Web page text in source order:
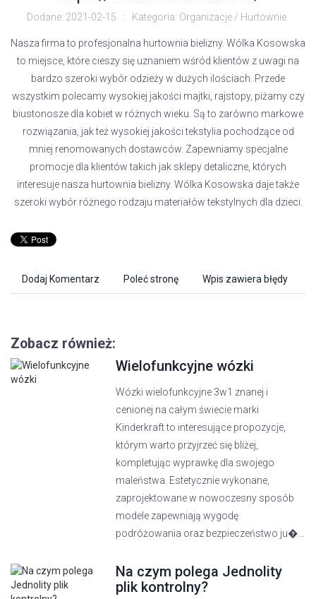
Dodane: 2021-02-15 :: Kategoria: Organizacje / Hurtownie
Nasza firma to profesjonalna hurtownia bielizny. Wólka Kosowska
to miejsce, które cieszy się uznaniem wśród klientów z uwagi na
bardzo szeroki wybór odzieży w dużych ilościach. Przede
wszystkim polecamy wysokiej jakości majtki, rajstopy, piżamy czy
biustonosze dla kobiet w różnych wieku. Są to zarówno markowe
rozwiązania, jak też wysokiej jakości tekstylia pochodzące od
mniej renomowanych dostawców. Zapewniamy specjalne
promocje dla klientów takich jak sklepy detaliczne, których
interesuje nasza hurtownia bielizny. Wólka Kosowska daje także
szeroki wybór różnego rodzaju materiałów tekstylnych dla dzieci.
Dodaj Komentarz Poleć stronę Wpis zawiera błędy
Zobacz również:
Wielofunkcyjne wózki
Wózki wielofunkcyjne 3w1 znanej i
cenionej na całym świecie marki
Kinderkraft to interesujące propozycje,
którym warto przyjrzeć się bliżej,
kompletując wyprawkę dla swojego
maleństwa. Estetycznie wykonane,
zaprojektowane w nowoczesny sposób
modele zapewniają wygodę
podróżowania oraz bezpieczeństwo ju�...
Na czym polega Jednolity
plik kontrolny?